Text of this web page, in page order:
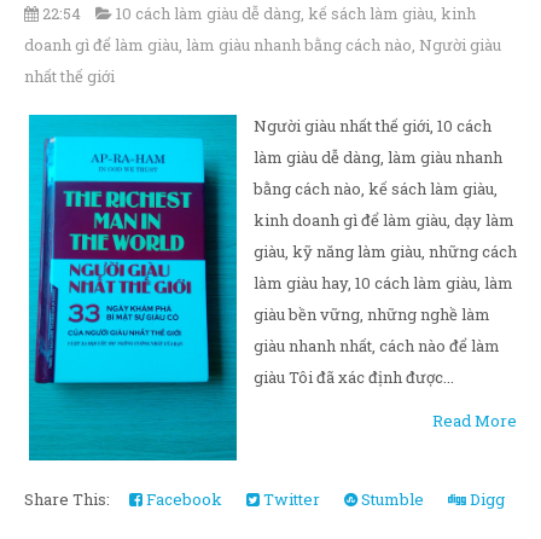
22:54 10 cách làm giàu dễ dàng kế sách làm giàu kinh
doanh gì để làm giàu làm giàu nhanh bằng cách nào Người giàu
nhất thế giới
Người giàu nhất thế giới, 10 cách
làm giàu dễ dàng, làm giàu nhanh
bằng cách nào, kế sách làm giàu,
kinh doanh gì để làm giàu, dạy làm
giàu, kỹ năng làm giàu, những cách
làm giàu hay, 10 cách làm giàu, làm
giàu bền vững, những nghề làm
giàu nhanh nhất, cách nào để làm
giàu Tôi đã xác định được...
Read More
Share This: Facebook Twitter Stumble Digg